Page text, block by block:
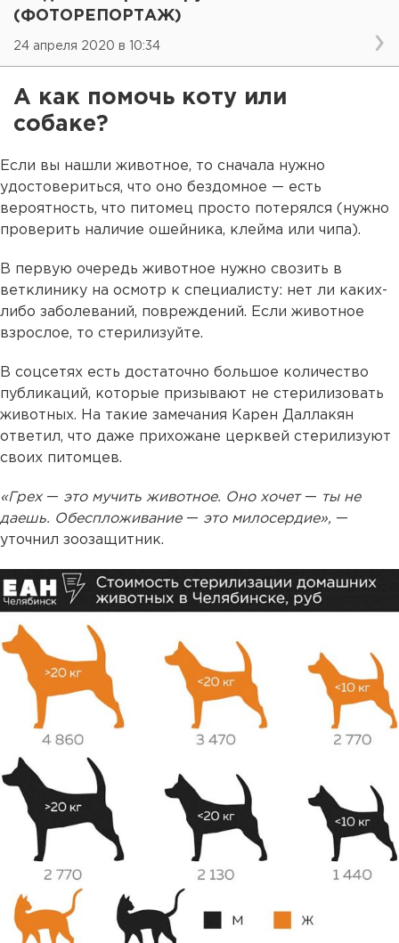
(ФОТОРЕПОРТАЖ)
24 апреля 2020 в 10:34
А как помочь коту или
собаке?
Если вы нашли животное, то сначала нужно
удостовериться, что оно бездомное — есть
вероятность, что питомец просто потерялся (нужно
проверить наличие ошейника, клейма или чипа).
В первую очередь животное нужно свозить в
ветклинику на осмотр к специалисту: нет ли каких-
либо заболеваний, повреждений. Если животное
взрослое, то стерилизуйте.
В соцсетях есть достаточно большое количество
публикаций, которые призывают не стерилизовать
животных. На такие замечания Карен Даллакян
ответил, что даже прихожане церквей стерилизуют
своих питомцев.
«Грех — это мучить животное. Оно хочет — ты не
даешь. Обеспложивание — это милосердие», —
уточнил зоозащитник.